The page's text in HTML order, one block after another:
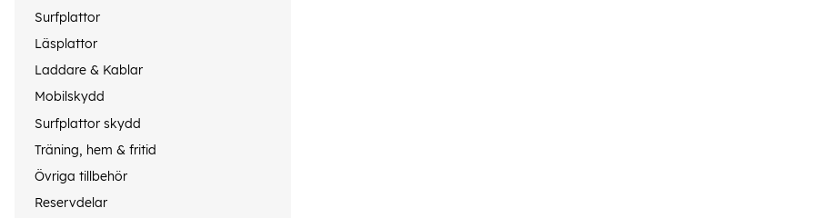
Surfplattor
Läsplattor
Laddare & Kablar
Mobilskydd
Surfplattor skydd
Träning, hem & fritid
Övriga tillbehör
Reservdelar